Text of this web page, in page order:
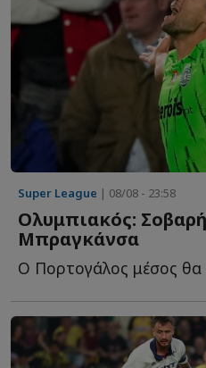
Super League | 08/08 - 23:58
Ολυμπιακός: Σοβαρή
Μπραγκάνσα
Ο Πορτογάλος μέσος